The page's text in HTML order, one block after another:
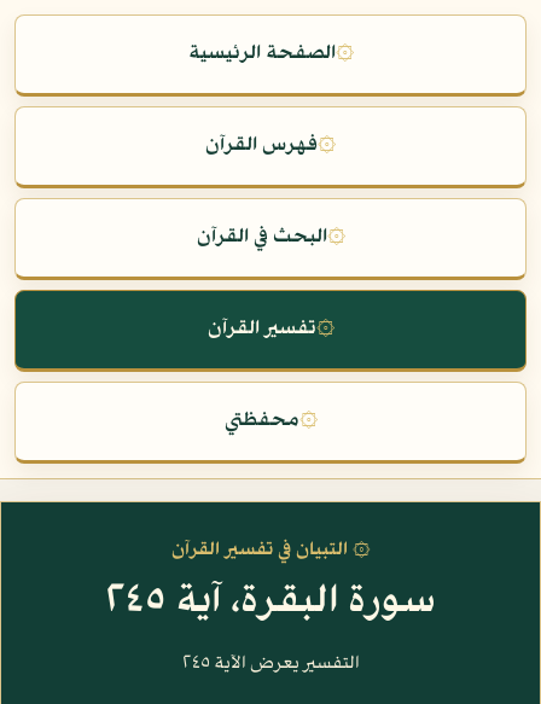
۞الصفحة الرئيسية
۞فهرس القرآن
۞البحث في القرآن
۞تفسير القرآن
۞محفظتي
۞ التبيان في تفسير القرآن
سورة البقرة، آية ٢٤٥
التفسير يعرض الآية ٢٤٥